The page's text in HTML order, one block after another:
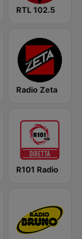
RTL 102.5
Radio Zeta
R101 Radio